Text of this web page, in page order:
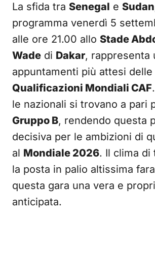
La sfida tra Senegal e Sudan
programma venerdì 5
alle ore 21.00 allo Stade
Wade di Dakar, rappresenta
appuntamenti più attesi delle
Qualificazioni Mondiali CAF
le nazionali si trovano a pari
Gruppo B, rendendo questa
decisiva per le ambizioni di
al Mondiale 2026. Il clima di
la posta in palio altissima
questa gara una vera e
anticipata.